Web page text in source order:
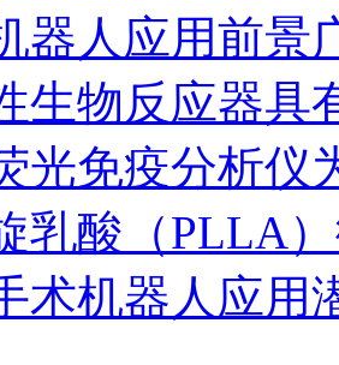
器人应用前景
生物反应器具
光免疫分析仪
乳酸（PLLA
术机器人应用